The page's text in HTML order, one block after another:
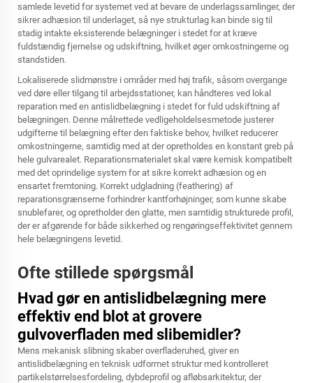
samlede levetid for systemet ved at bevare de underlagssamlinger, der
sikrer adhæsion til underlaget, så nye strukturlag kan binde sig til
stadig intakte eksisterende belægninger i stedet for at kræve
fuldstændig fjernelse og udskiftning, hvilket øger omkostningerne og
standstiden.
Lokaliserede slidmønstre i områder med høj trafik, såsom overgange
ved døre eller tilgang til arbejdsstationer, kan håndteres ved lokal
reparation med en antislidbelægning i stedet for fuld udskiftning af
belægningen. Denne målrettede vedligeholdelsesmetode justerer
udgifterne til belægning efter den faktiske behov, hvilket reducerer
omkostningerne, samtidig med at der opretholdes en konstant greb på
hele gulvarealet. Reparationsmaterialet skal være kemisk kompatibelt
med det oprindelige system for at sikre korrekt adhæsion og en
ensartet fremtoning. Korrekt udgladning (feathering) af
reparationsgrænserne forhindrer kantforhøjninger, som kunne skabe
snublefarer, og opretholder den glatte, men samtidig strukturede profil,
der er afgørende for både sikkerhed og rengøringseffektivitet gennem
hele belægningens levetid.
Ofte stillede spørgsmål
Hvad gør en antislidbelægning mere
effektiv end blot at grovere
gulvoverfladen med slibemidler?
Mens mekanisk slibning skaber overfladeruhed, giver en
antislidbelægning en teknisk udformet struktur med kontrolleret
partikelstørrelsesfordeling, dybdeprofil og afløbsarkitektur, der